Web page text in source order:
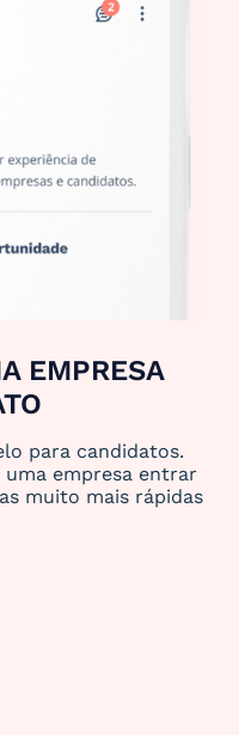
EMPRESA
para candidatos.
empresa entrar
muito mais rápidas